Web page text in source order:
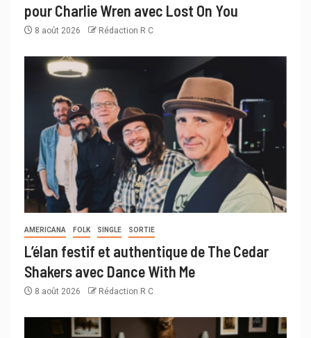
pour Charlie Wren avec Lost On You
8 août 2026 Rédaction R C
AMERICANA FOLK SINGLE SORTIE
L’élan festif et authentique de The Cedar
Shakers avec Dance With Me
8 août 2026 Rédaction R C